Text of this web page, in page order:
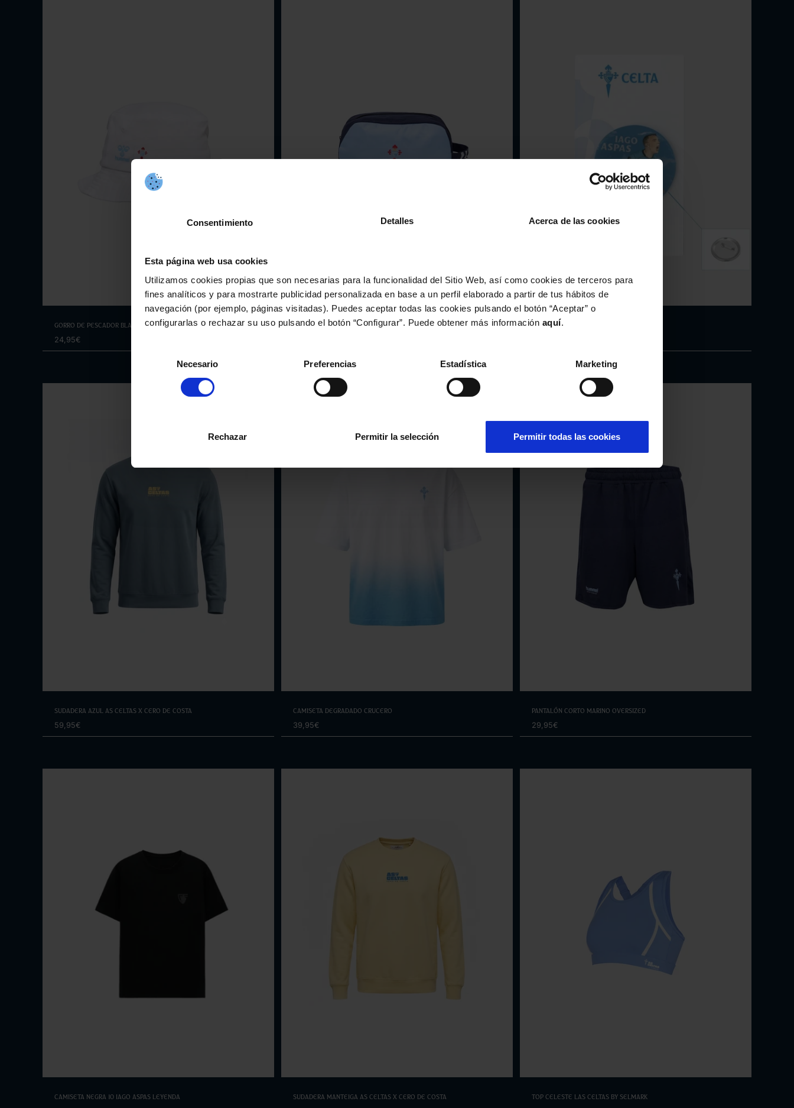
Consentimiento Detalles Acerca de las cookies
Esta página web usa cookies
Utilizamos cookies propias que son necesarias para la funcionalidad del Sitio Web, así como cookies de terceros para
fines analíticos y para mostrarte publicidad personalizada en base a un perfil elaborado a partir de tus hábitos de
navegación (por ejemplo, páginas visitadas). Puedes aceptar todas las cookies pulsando el botón “Aceptar” o
configurarlas o rechazar su uso pulsando el botón “Configurar”. Puede obtener más información aquí.
Selección
consentimiento
Necesario Preferencias Estadística Marketing
Rechazar Permitir la selección Permitir todas las cookies
Elige opciones
Gorro de pescador blanco
24,95€
Elige opciones
Neceser Celeste y Marino Chapa Iago Aspas
Sudadera Azul As Celtas x Cero de Costa
59,95€
Camiseta Degradado Crucero
39,95€
Pantalón Corto Marino Oversized
29,95€
Camiseta Negra 10 Iago Aspas Leyenda Sudadera Manteiga As Celtas x Cero de Costa Top Celeste Las Celtas By Selmark